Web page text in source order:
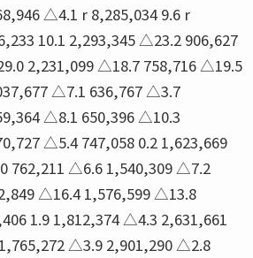
△4.1 r 8,285,034 9.6 r
10.1 2,293,345 △23.2 906,627
2,231,099 △18.7 758,716 △19.5
△7.1 636,767 △3.7
△8.1 650,396 △10.3
△5.4 747,058 0.2 1,623,669
762,211 △6.6 1,540,309 △7.2
△16.4 1,576,599 △13.8
1.9 1,812,374 △4.3 2,631,661
△3.9 2,901,290 △2.8